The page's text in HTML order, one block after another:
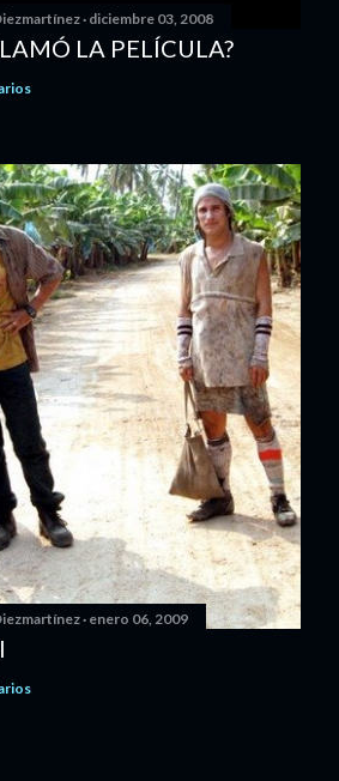
diciembre 03, 2008
LA PELÍCULA?
enero 06, 2009